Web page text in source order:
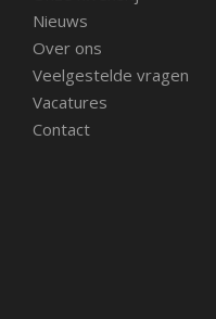
Nieuws
Over ons
Veelgestelde vragen
Vacatures
Contact